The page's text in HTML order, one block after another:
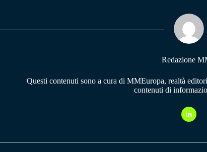
pp m
Redazione
Questi contenuti sono a cura di MMEuropa, realtà
contenuti di